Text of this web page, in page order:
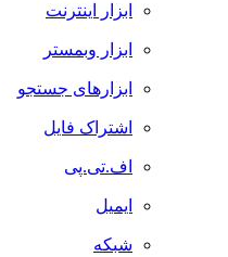
ابزار اینترنت
ابزار وبمستر
ابزارهای جستجو
اشتراک فایل
اف.تی.پی
ایمیل
شبکه